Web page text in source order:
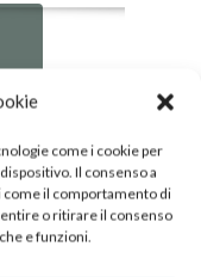
come i cookie per
Il consenso a
il comportamento di
o ritirare il consenso
e funzioni.